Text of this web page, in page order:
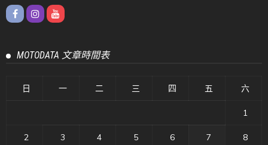
MOTODATA 文章時間表
日 一 二 三 四 五 六
1
2 3 4 5 6 7 8